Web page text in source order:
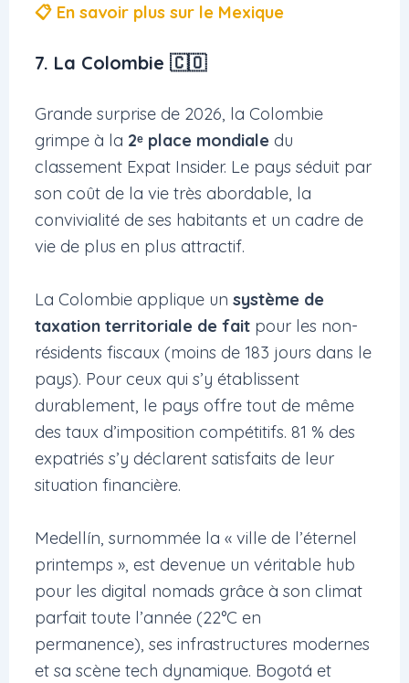
📋 En savoir plus sur le Mexique
7. La Colombie 🇨🇴
Grande surprise de 2026, la Colombie
grimpe à la 2ᵉ place mondiale du
classement Expat Insider. Le pays séduit par
son coût de la vie très abordable, la
convivialité de ses habitants et un cadre de
vie de plus en plus attractif.
La Colombie applique unsystème de
taxation territoriale de fait pour les non-
résidents fiscaux (moins de 183 jours dans le
pays). Pour ceux qui s’y établissent
durablement, le pays offre tout de même
des taux d’imposition compétitifs. 81 % des
expatriés s’y déclarent satisfaits de leur
situation financière.
Medellín, surnommée la « ville de l’éternel
printemps », est devenue un véritable hub
pour les digital nomads grâce à son climat
parfait toute l’année (22°C en
permanence), ses infrastructures modernes
et sa scène tech dynamique. Bogotá et